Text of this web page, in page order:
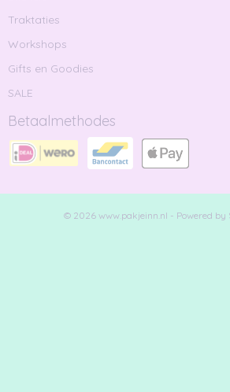
Traktaties
Workshops
Gifts en Goodies
SALE
Betaalmethodes
© 2026 www.pakjeinn.nl - Powered by